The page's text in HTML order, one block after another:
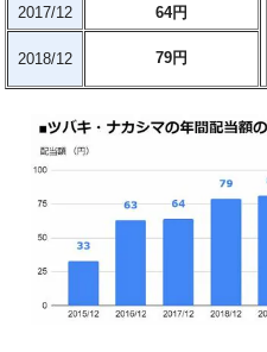
2017/12 64円
2018/12 79円